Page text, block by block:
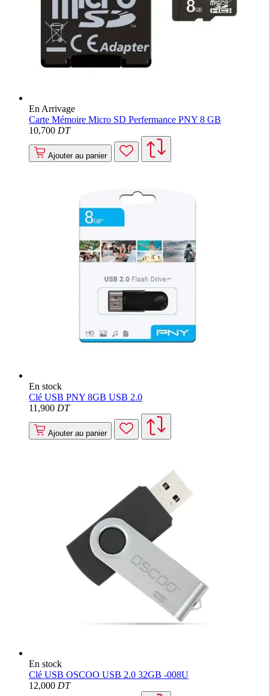
En Arrivage
Carte Mémoire Micro SD Perfermance PNY 8 GB
10,700 DT
Ajouter au panier
En stock
Clé USB PNY 8GB USB 2.0
11 ,900 DT
Ajouter au panier
En stock
Clé USB OSCOO USB 2.0 32GB -008U
12,000 DT